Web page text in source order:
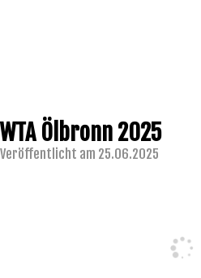
WTA Ölbronn 2025
Veröffentlicht am 25.06.2025